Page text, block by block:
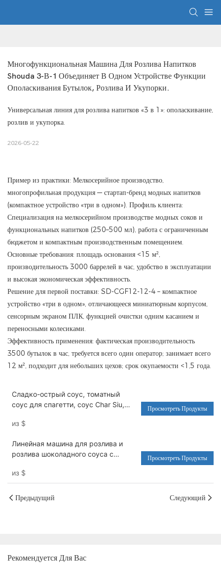
Многофункциональная Машина Для Розлива Напитков
Shouda 3-В-1 Объединяет В Одном Устройстве Функции
Ополаскивания Бутылок, Розлива И Укупорки.
Универсальная линия для розлива напитков «3 в 1»: ополаскивание,
розлив и укупорка.
2026-05-22
Пример из практики: Мелкосерийное производство,
многопрофильная продукция — стартап-бренд модных напитков
(компактное устройство «три в одном»). Профиль клиента:
Специализация на мелкосерийном производстве модных соков и
функциональных напитков (250–500 мл), работа с ограниченным
бюджетом и компактным производственным помещением.
Основные требования: площадь основания <15 м²,
производительность 3000 баррелей в час, удобство в эксплуатации
и высокая экономическая эффективность.
Решение для первой поставки: SD-CGF12-12-4 – компактное
устройство «три в одном», отличающееся миниатюрным корпусом,
сенсорным экраном ПЛК, функцией очистки одним касанием и
переносными колесиками.
Эффективность применения: фактическая производительность
3500 бутылок в час, требуется всего один оператор; занимает всего
12 м², подходит для небольших цехов; срок окупаемости <1,5 года.
Сладко-острый соус, томатный
соус для спагетти, соус Char Siu,
автоматическая машина для
и стиральная машина
из $
Просмотреть Продукты
Линейная машина для розлива и
розлива шоколадного соуса с
розлива воды и стиральная машина
из $
Просмотреть Продукты
Предыдущий Следующий
Рекомендуется Для Вас